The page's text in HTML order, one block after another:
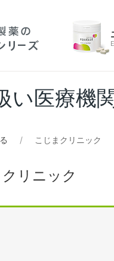
い医療機
こじまクリニック
リニック